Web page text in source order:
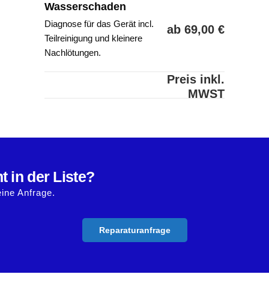
Wasserschaden
Diagnose für das Gerät incl.
Teilreinigung und kleinere
Nachlötungen.
ab 69,00 €
Preis inkl.
MWST
in der Liste?
Anfrage.
Reparaturanfrage